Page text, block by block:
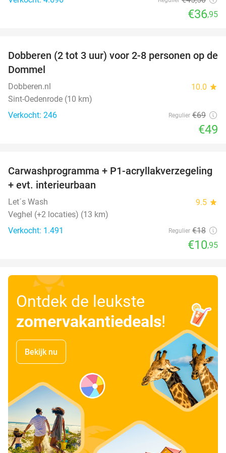
€36,95
29%
Dobberen (2 tot 3 uur) voor 2-8 personen op de
Dommel
Dobberen.nl 10.0 star
Sint-Oedenrode (10 km)
Verkocht: 246
Regulier €69
€49
39%
Carwashprogramma + P1-acryllakverzegeling
+ evt. interieurbaan
Let´s Wash 9.5 star
Veghel (+2 locaties) (13 km)
Verkocht: 1.491
Regulier €18
€10,95
Ontdek de leukste
zomervakantiedeals!
Bekijk nu